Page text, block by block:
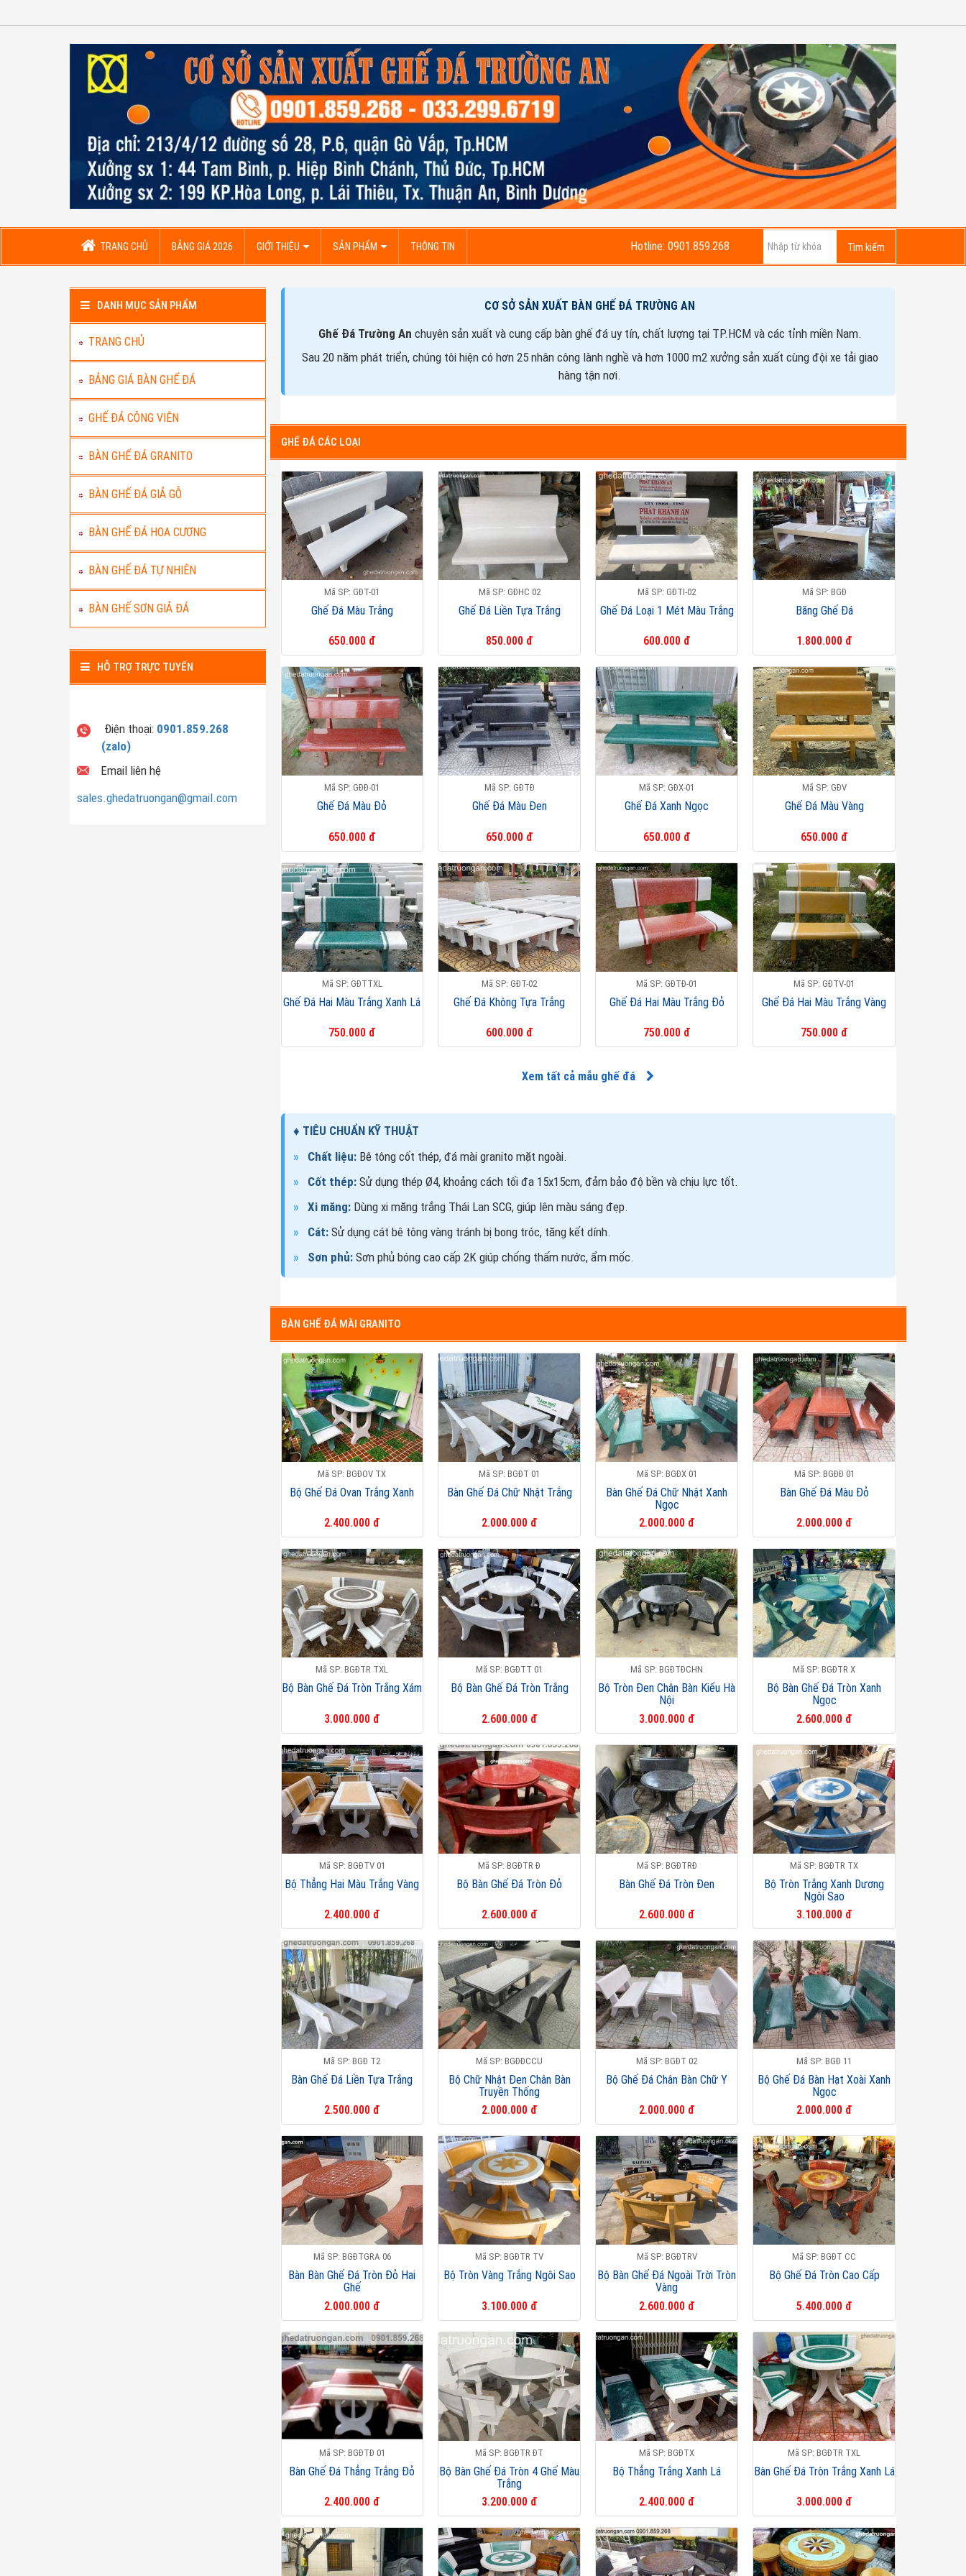
TRANG CHỦ BẢNG GIÁ 2026 GIỚI THIỆU SẢN PHẨM THÔNG TIN Hotline: 0901.859.268 Tìm kiếm sản phẩm hoặc bài viết
Tìm kiếm
DANH MỤC SẢN PHẨM
TRANG CHỦ
BẢNG GIÁ BÀN GHẾ ĐÁ
GHẾ ĐÁ CÔNG VIÊN
BÀN GHẾ ĐÁ GRANITO
BÀN GHẾ ĐÁ GIẢ GỖ
BÀN GHẾ ĐÁ HOA CƯƠNG
BÀN GHẾ ĐÁ TỰ NHIÊN
BÀN GHẾ SƠN GIẢ ĐÁ
HỖ TRỢ TRỰC TUYẾN
Điện thoại: 0901.859.268
(zalo)
Email liên hệ
sales.ghedatruongan@gmail.com
CƠ SỞ SẢN XUẤT BÀN GHẾ ĐÁ TRƯỜNG AN
Ghế Đá Trường An chuyên sản xuất và cung cấp bàn ghế đá uy tín, chất lượng tại TP.HCM và các tỉnh miền Nam.
Sau 20 năm phát triển, chúng tôi hiện có hơn 25 nhân công lành nghề và hơn 1000 m2 xưởng sản xuất cùng đội xe tải giao
hàng tận nơi.
GHẾ ĐÁ CÁC LOẠI
Mã SP: GĐT-01
Ghế Đá Màu Trắng
650.000 đ
Mã SP: GĐHC 02
Ghế Đá Liền Tựa Trắng
850.000 đ
Mã SP: GĐTI-02
Ghế Đá Loại 1 Mét Màu Trắng
600.000 đ
Mã SP: BGĐ
Băng Ghế Đá
1.800.000 đ
Mã SP: GĐĐ-01
Ghế Đá Màu Đỏ
650.000 đ
Mã SP: GĐTĐ
Ghế Đá Màu Đen
650.000 đ
Mã SP: GĐX-01
Ghế Đá Xanh Ngọc
650.000 đ
Mã SP: GĐV
Ghế Đá Màu Vàng
650.000 đ
Mã SP: GĐTTXL
Ghế Đá Hai Màu Trắng Xanh Lá
750.000 đ
Mã SP: GĐT-02
Ghế Đá Không Tựa Trắng
600.000 đ
Mã SP: GĐTĐ-01
Ghế Đá Hai Màu Trắng Đỏ
750.000 đ
Mã SP: GĐTV-01
Ghế Đá Hai Màu Trắng Vàng
750.000 đ
Xem tất cả mẫu ghế đá
TIÊU CHUẨN KỸ THUẬT
Chất liệu:Bê tông cốt thép, đá mài granito mặt ngoài.
Cốt thép:Sử dụng thép Ø4, khoảng cách tối đa 15x15cm, đảm bảo độ bền và chịu lực tốt.
Xi măng:Dùng xi măng trắng Thái Lan SCG, giúp lên màu sáng đẹp.
Cát:Sử dụng cát bê tông vàng tránh bị bong tróc, tăng kết dính.
Sơn phủ:Sơn phủ bóng cao cấp 2K giúp chống thấm nước, ẩm mốc.
BÀN GHẾ ĐÁ MÀI GRANITO
Mã SP: BGĐOV TX
Bộ Ghế Đá Ovan Trắng Xanh
2.400.000 đ
Mã SP: BGĐT 01
Bàn Ghế Đá Chữ Nhật Trắng
2.000.000 đ
Mã SP: BGĐX 01
Bàn Ghế Đá Chữ Nhật Xanh
Ngọc
2.000.000 đ
Mã SP: BGĐĐ 01
Bàn Ghế Đá Màu Đỏ
2.000.000 đ
Mã SP: BGĐTR TXL
Bộ Bàn Ghế Đá Tròn Trắng Xám
3.000.000 đ
Mã SP: BGĐTT 01
Bộ Bàn Ghế Đá Tròn Trắng
2.600.000 đ
Mã SP: BGĐTĐCHN
Bộ Tròn Đen Chân Bàn Kiểu Hà
Nội
3.000.000 đ
Mã SP: BGĐTR X
Bộ Bàn Ghế Đá Tròn Xanh
Ngọc
2.600.000 đ
Mã SP: BGĐTV 01
Bộ Thẳng Hai Màu Trắng Vàng
2.400.000 đ
Mã SP: BGĐTR Đ
Bộ Bàn Ghế Đá Tròn Đỏ
2.600.000 đ
Mã SP: BGĐTRĐ
Bàn Ghế Đá Tròn Đen
2.600.000 đ
Mã SP: BGĐTR TX
Bộ Tròn Trắng Xanh Dương
Ngôi Sao
3.100.000 đ
Mã SP: BGĐ T2
Bàn Ghế Đá Liền Tựa Trắng
2.500.000 đ
Mã SP: BGĐĐCCU
Bộ Chữ Nhật Đen Chân Bàn
Truyền Thống
2.000.000 đ
Mã SP: BGĐT 02
Bộ Ghế Đá Chân Bàn Chữ Y
2.000.000 đ
Mã SP: BGĐ 11
Bộ Ghế Đá Bàn Hạt Xoài Xanh
Ngọc
2.000.000 đ
Mã SP: BGĐTGRA 06
Bàn Bàn Ghế Đá Tròn Đỏ Hai
Ghế
2.000.000 đ
Mã SP: BGĐTR TV
Bộ Tròn Vàng Trắng Ngôi Sao
3.100.000 đ
Mã SP: BGĐTRV
Bộ Bàn Ghế Đá Ngoài Trời Tròn
Vàng
2.600.000 đ
Mã SP: BGĐT CC
Bộ Ghế Đá Tròn Cao Cấp
5.400.000 đ
Mã SP: BGĐTĐ 01
Bàn Ghế Đá Thẳng Trắng Đỏ
2.400.000 đ
Mã SP: BGĐTR ĐT
Bộ Bàn Ghế Đá Tròn 4 Ghế Màu
Trắng
3.200.000 đ
Mã SP: BGĐTX
Bộ Thẳng Trắng Xanh Lá
2.400.000 đ
Mã SP: BGĐTR TXL
Bàn Ghế Đá Tròn Trắng Xanh Lá
3.000.000 đ